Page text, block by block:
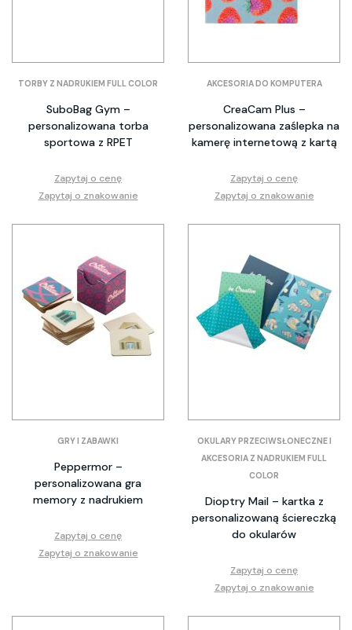
TORBY Z NADRUKIEM FULL COLOR
SuboBag Gym –
personalizowana torba
sportowa z RPET
Zapytaj o cenę
Zapytaj o znakowanie
AKCESORIA DO KOMPUTERA
CreaCam Plus –
personalizowana zaślepka na
kamerę internetową z kartą
Zapytaj o cenę
Zapytaj o znakowanie
GRY I ZABAWKI
Peppermor –
personalizowana gra
memory z nadrukiem
Zapytaj o cenę
Zapytaj o znakowanie
OKULARY PRZECIWSŁONECZNE I
AKCESORIA Z NADRUKIEM FULL
COLOR
Dioptry Mail – kartka z
personalizowaną ściereczką
do okularów
Zapytaj o cenę
Zapytaj o znakowanie